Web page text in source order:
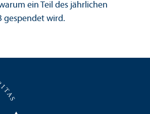
ein Teil des jährlichen
gespendet wird.